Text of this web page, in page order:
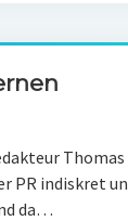
PR indiskret
da…